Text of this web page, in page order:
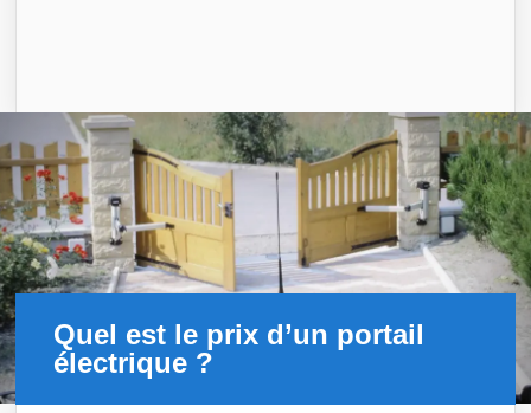
Quel est le prix d’un portail
électrique ?